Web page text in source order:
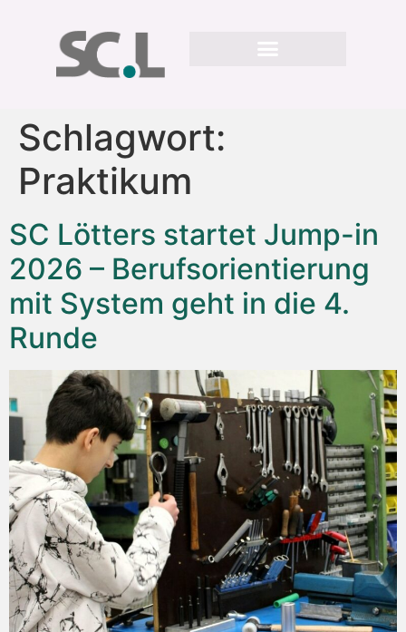
Schlagwort:
Praktikum
SC Lötters startet Jump-in
2026 – Berufsorientierung
mit System geht in die 4.
Runde